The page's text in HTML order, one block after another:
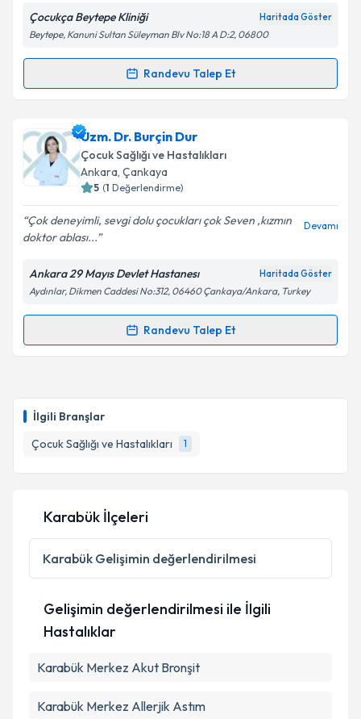
İlgili Branşlar
Çocuk Sağlığı ve Hastalıkları
1
Kişisel verilerimin işlenmesine ilişkin
Aydınlatma
Metni'ni okudum ve kişisel verilerimin belirtilen
kapsamda işlenmesini kabul ediyorum.
Çocukça Beytepe Kliniği Haritada Göster
Beytepe, Kanuni Sultan Süleyman Blv No:18 A D:2, 06800
Randevu Talep Et
Randevu Takvimi Talebi
Uzm. Dr. İbrahim Sinan Buğur
talebi oluşturun. Size bu uzmandan randevu almanız
için bir takvim hazırlandığında e-posta ile
bilgilendireceğiz.
E-posta Adresiniz
Kişisel verilerimin işlenmesine ilişkinAydınlatma
Metni'ni okudum ve kişisel verilerimin belirtilen
kapsamda işlenmesini kabul ediyorum.
Uzm. Dr. Burçin Dur
Çocuk Sağlığı ve Hastalıkları
Ankara, Çankaya
5 (1 Değerlendirme)
Çok deneyimli, sevgi dolu çocukları çok Seven ,kızmın
doktor ablası...
Devamı
Ankara 29 Mayıs Devlet Hastanesı Haritada Göster
Aydınlar, Dikmen Caddesi No:312, 06460 Çankaya/Ankara, Turkey
Randevu Talep Et
Randevu Takvimi Talebi
takvim hazırlandığında e-posta ile bilgilendireceğiz.
Kişisel verilerimin işlenmesine ilişkinAydınlatma
Metni
'ni okudum ve kişisel verilerimin belirtilen
kapsamda işlenmesini kabul ediyorum.
Takvim Talebini Gönder
Karabük İlçeleri
Karabük Gelişimin değerlendirilmesi
Gelişimin değerlendirilmesi ile İlgili
Hastalıklar
Karabük Merkez Akut Bronşit
Karabük Merkez Allerjik Astım